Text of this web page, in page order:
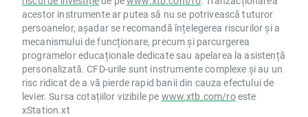
acestor instrumente ar putea să nu se potrivească tuturor
persoanelor, așadar se recomandă înțelegerea riscurilor și a
mecanismului de funcționare, precum și parcurgerea
programelor educaționale dedicate sau apelarea la asistență
personalizată. CFD-urile sunt instrumente complexe și au un
risc ridicat de a vă pierde rapid banii din cauza efectului de
levier. Sursa cotațiilor vizibile pe www.xtb.com/roeste
xStation.xt